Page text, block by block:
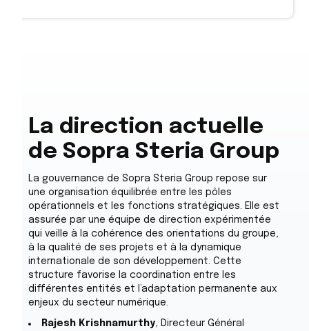
La direction actuelle
de Sopra Steria Group
La gouvernance de Sopra Steria Group repose sur
une organisation équilibrée entre les pôles
opérationnels et les fonctions stratégiques. Elle est
assurée par une équipe de direction expérimentée
qui veille à la cohérence des orientations du groupe,
à la qualité de ses projets et à la dynamique
internationale de son développement. Cette
structure favorise la coordination entre les
différentes entités et l’adaptation permanente aux
enjeux du secteur numérique.
Rajesh Krishnamurthy, Directeur Général